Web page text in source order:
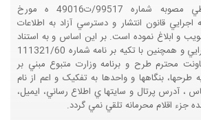
هيئت محترم دولت طي مصوبه شماره 99517/ت49016 ه مورخ
نامه اجرايي قانون انتشار و دسترسي آزاد به اطلاعات
1388 را تصويب و ابلاغ نموده است. بر اين اساس و به استناد
مواد 5 و 9 آيين نامه اجرايي و همچنين با تکيه بر نامه شماره 111321/60
18/05/1394 معاونت محترم طرح و برنامه وزارت متبوع مبني بر
طرحها، بنگاهها و واحدها به تفکيک و اعم از نام
، آدرس پرتال و سايتها ي اطلاع رساني، ايميل،
جزء اقلام محرمانه تلقي نمي گردد.